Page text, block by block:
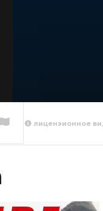
вы смотрите
лицензионное